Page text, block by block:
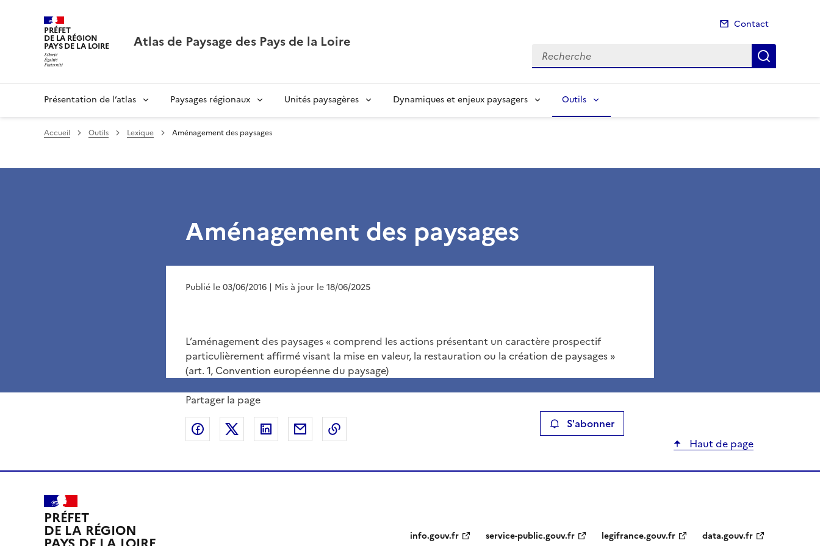
PRÉFET
DE LA RÉGION
PAYS DE LA LOIRE Atlas de Paysage des Pays de la Loire
Contact
Recherche
Présentation de l’atlas Paysages régionaux Unités paysagères Dynamiques et enjeux paysagers Outils
Accueil Outils Lexique Aménagement des paysages
Aménagement des paysages
Publié le 03/06/2016 | Mis à jour le 18/06/2025
L’aménagement des paysages « comprend les actions présentant un caractère prospectif
particulièrement affirmé visant la mise en valeur, la restauration ou la création de paysages »
(art. 1, Convention européenne du paysage)
Partager la page
Partager sur Facebook
Partager sur XPartager sur LinkedIn
Partager par emailCopier le lien de la page dans le presse-papier S'abonner
Haut de page
PRÉFET
DE LA RÉGION info.gouv.fr service-public.gouv.fr legifrance.gouv.fr data.gouv.fr